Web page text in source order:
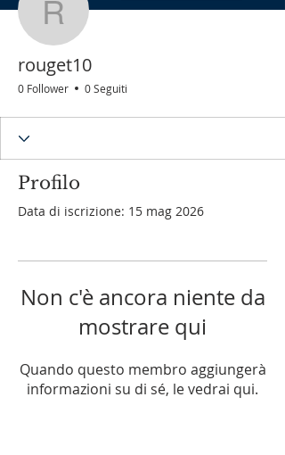
rouget10
rouget10
0 Follower 0 Seguiti
Profilo
Data di iscrizione: 15 mag 2026
Non c'è ancora niente da
mostrare qui
Quando questo membro aggiungerà
informazioni su di sé, le vedrai qui.